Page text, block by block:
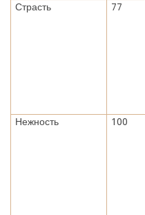
Страсть
77
Нежность
100